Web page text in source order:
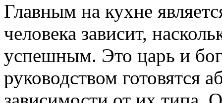
Главным на кухне
человека зависит,
успешным. Это царь и
руководством готовятся